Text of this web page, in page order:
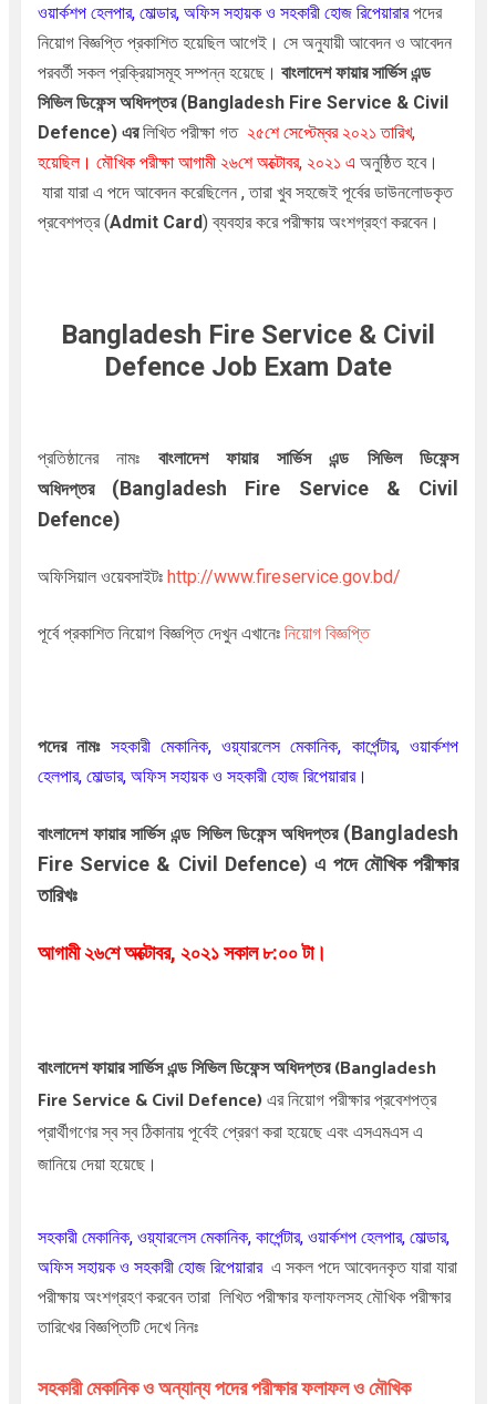
ওয়ার্কশপ হেলপার, মোল্ডার, অফিস সহায়ক ও সহকারী হোজ রিপেয়ারারপদের
নিয়োগ বিজ্ঞপ্তি প্রকাশিত হয়েছিল আগেই। সে অনুযায়ী আবেদন ও আবেদন
পরবর্তী সকল প্রক্রিয়াসমূহ সম্পন্ন হয়েছে। বাংলাদেশ ফায়ার সার্ভিস এন্ড
সিভিল ডিফেন্স অধিদপ্তর(Bangladesh Fire Service & Civil
Defence) এরলিখিত পরীক্ষা গত ২৫শে সেপ্টেম্বর২০২১ তারিখ,
হয়েছিল। মৌখিক পরীক্ষা আগামী ২৬শে অক্টোবর, ২০২১ এ অনুষ্ঠিত হবে।
যারা যারা এ পদে আবেদন করেছিলেন , তারা খুব সহজেই পূর্বের ডাউনলোডকৃত
প্রবেশপত্র (Admit Card) ব্যবহার করে পরীক্ষায় অংশগ্রহণ করবেন।
Bangladesh Fire Service & Civil
Defence Job Exam Date
প্রতিষ্ঠানের নামঃ বাংলাদেশ ফায়ার সার্ভিস এন্ড সিভিল ডিফেন্স
অধিদপ্তর(Bangladesh Fire Service & Civil
Defence)
অফিসিয়াল ওয়েবসাইটঃ http://www.fireservice.gov.bd/
পূর্বে প্রকাশিত নিয়োগ বিজ্ঞপ্তি দেখুন এখানেঃ নিয়োগ বিজ্ঞপ্তি
পদের নামঃ সহকারী মেকানিক, ওয়্যারলেস মেকানিক, কার্পেন্টার, ওয়ার্কশপ
হেলপার, মোল্ডার, অফিস সহায়ক ও সহকারী হোজ রিপেয়ারার।
বাংলাদেশ ফায়ার সার্ভিস এন্ড সিভিল ডিফেন্স অধিদপ্তর(Bangladesh
Fire Service & Civil Defence) এ পদে মৌখিক পরীক্ষার
তারিখঃ
আগামী ২৬শে অক্টোবর, ২০২১ সকাল ৮:০০ টা।
বাংলাদেশ ফায়ার সার্ভিস এন্ড সিভিল ডিফেন্স অধিদপ্তর(Bangladesh
Fire Service & Civil Defence)এর নিয়োগ পরীক্ষার প্রবেশপত্র
প্রার্থীগণের স্ব স্ব ঠিকানায় পূর্বেই প্রেরণ করা হয়েছে এবং এসএমএস এ
জানিয়ে দেয়া হয়েছে।
সহকারী মেকানিক, ওয়্যারলেস মেকানিক, কার্পেন্টার, ওয়ার্কশপ হেলপার, মোল্ডার,
অফিস সহায়ক ও সহকারী হোজ রিপেয়ারার এ সকল পদে আবেদনকৃত যারা যারা
পরীক্ষায় অংশগ্রহণ করবেন তারা লিখিত পরীক্ষার ফলাফলসহ মৌখিক পরীক্ষার
তারিখের বিজ্ঞপ্তিটি দেখে নিনঃ
সহকারী মেকানিক ও অন্যান্য পদের পরীক্ষার ফলাফল ও মৌখিক